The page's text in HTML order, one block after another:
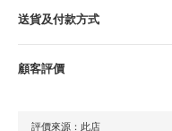
送貨及付款方式
顧客評價